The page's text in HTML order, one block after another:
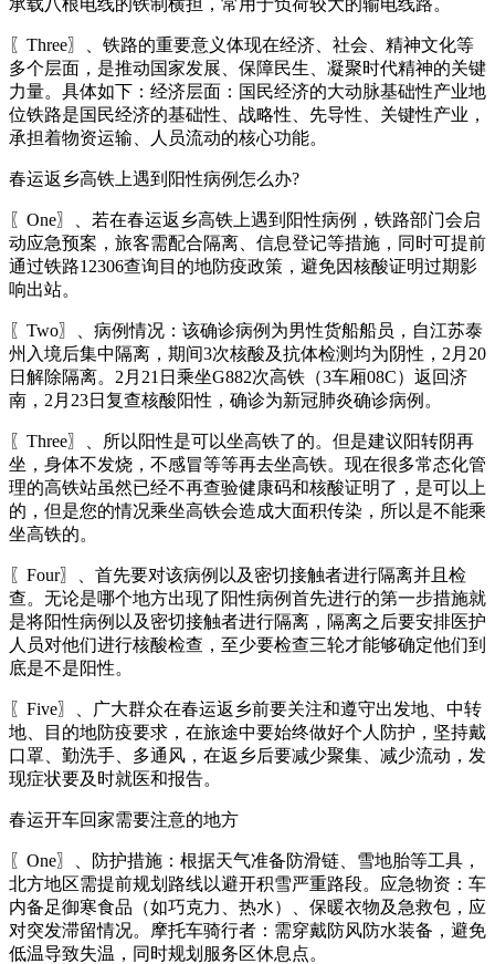
〖Three〗、铁路的重要意义体现在经济、社会、精神文化等
多个层面，是推动国家发展、保障民生、凝聚时代精神的关键
力量。具体如下：经济层面：国民经济的大动脉基础性产业地
位铁路是国民经济的基础性、战略性、先导性、关键性产业，
承担着物资运输、人员流动的核心功能。
春运返乡高铁上遇到阳性病例怎么办?
〖One〗、若在春运返乡高铁上遇到阳性病例，铁路部门会启
动应急预案，旅客需配合隔离、信息登记等措施，同时可提前
通过铁路12306查询目的地防疫政策，避免因核酸证明过期影
响出站。
〖Two〗、病例情况：该确诊病例为男性货船船员，自江苏泰
州入境后集中隔离，期间3次核酸及抗体检测均为阴性，2月20
日解除隔离。2月21日乘坐G882次高铁（3车厢08C）返回济
南，2月23日复查核酸阳性，确诊为新冠肺炎确诊病例。
〖Three〗、所以阳性是可以坐高铁了的。但是建议阳转阴再
坐，身体不发烧，不感冒等等再去坐高铁。现在很多常态化管
理的高铁站虽然已经不再查验健康码和核酸证明了，是可以上
的，但是您的情况乘坐高铁会造成大面积传染，所以是不能乘
坐高铁的。
〖Four〗、首先要对该病例以及密切接触者进行隔离并且检
查。无论是哪个地方出现了阳性病例首先进行的第一步措施就
是将阳性病例以及密切接触者进行隔离，隔离之后要安排医护
人员对他们进行核酸检查，至少要检查三轮才能够确定他们到
底是不是阳性。
〖Five〗、广大群众在春运返乡前要关注和遵守出发地、中转
地、目的地防疫要求，在旅途中要始终做好个人防护，坚持戴
口罩、勤洗手、多通风，在返乡后要减少聚集、减少流动，发
现症状要及时就医和报告。
春运开车回家需要注意的地方
〖One〗、防护措施：根据天气准备防滑链、雪地胎等工具，
北方地区需提前规划路线以避开积雪严重路段。应急物资：车
内备足御寒食品（如巧克力、热水）、保暖衣物及急救包，应
对突发滞留情况。摩托车骑行者：需穿戴防风防水装备，避免
低温导致失温，同时规划服务区休息点。